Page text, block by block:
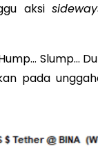
aksi
Slump…
pada